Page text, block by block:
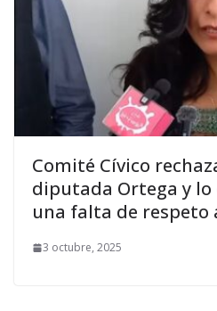
Comité Cívico
diputada Ortega y lo
una falta de respeto
3 octubre, 2025